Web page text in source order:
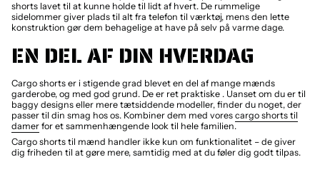
shorts lavet til at kunne holde til lidt af hvert. De rummelige
sidelommer giver plads til alt fra telefon til værktøj, mens den lette
konstruktion gør dem behagelige at have på selv på varme dage.
EN DEL AF DIN HVERDAG
Cargo shorts er i stigende grad blevet en del af mange mænds
garderobe, og med god grund. De er ret praktiske . Uanset om du er til
baggy designs eller mere tætsiddende modeller, finder du noget, der
passer til din smag hos os. Kombiner dem med vores cargo shorts til
damer for et sammenhængende look til hele familien.
Cargo shorts til mænd handler ikke kun om funktionalitet – de giver
dig friheden til at gøre mere, samtidig med at du føler dig godt tilpas.